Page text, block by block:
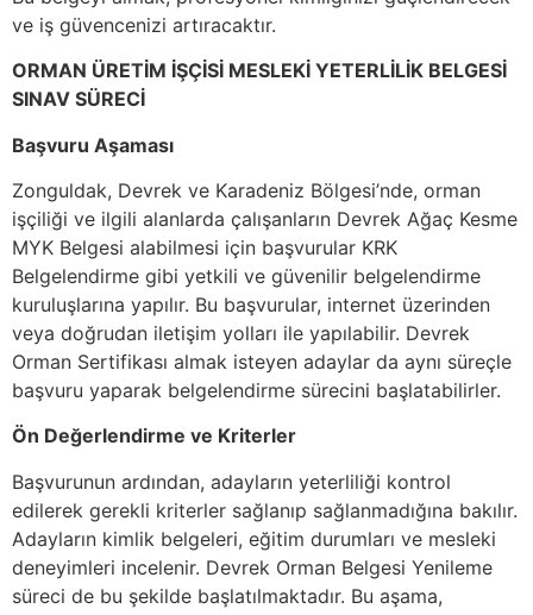
ve iş güvencenizi artıracaktır.
ORMAN ÜRETİM İŞÇİSİ MESLEKİ YETERLİLİK BELGESİ
SINAV SÜRECİ
Başvuru Aşaması
Zonguldak, Devrek ve Karadeniz Bölgesi’nde, orman
işçiliği ve ilgili alanlarda çalışanların Devrek Ağaç Kesme
MYK Belgesi alabilmesi için başvurular KRK
Belgelendirme gibi yetkili ve güvenilir belgelendirme
kuruluşlarına yapılır. Bu başvurular, internet üzerinden
veya doğrudan iletişim yolları ile yapılabilir. Devrek
Orman Sertifikası almak isteyen adaylar da aynı süreçle
başvuru yaparak belgelendirme sürecini başlatabilirler.
Ön Değerlendirme ve Kriterler
Başvurunun ardından, adayların yeterliliği kontrol
edilerek gerekli kriterler sağlanıp sağlanmadığına bakılır.
Adayların kimlik belgeleri, eğitim durumları ve mesleki
deneyimleri incelenir. Devrek Orman Belgesi Yenileme
süreci de bu şekilde başlatılmaktadır. Bu aşama,